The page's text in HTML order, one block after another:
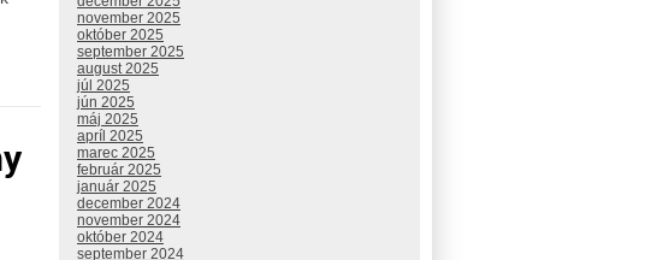
november 2025
október 2025
september 2025
august 2025
júl 2025
jún 2025
máj 2025
apríl 2025
marec 2025
február 2025
január 2025
december 2024
november 2024
október 2024
september 2024